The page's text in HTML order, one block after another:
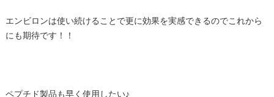
エンビロンは使い続けることで更に効果を実感できるのでこれから
にも期待です！！
ペプチド製品も早く使用したい♪